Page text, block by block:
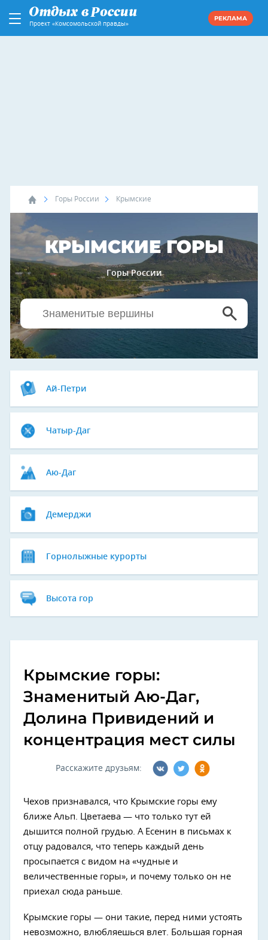
Проект «Комсомольской правды»
РЕКЛАМА
Горы России Крымские
КРЫМСКИЕ ГОРЫ
Горы России
Ай-Петри
Чатыр-Даг
Аю-Даг
Демерджи
Горнолыжные курорты
Высота гор
Крымские горы:
Знаменитый Аю-Даг,
Долина Привидений и
концентрация мест силы
Расскажите друзьям:
Чехов признавался, что Крымские горы ему
ближе Альп. Цветаева — что только тут ей
дышится полной грудью. А Есенин в письмах к
отцу радовался, что теперь каждый день
просыпается с видом на «чудные и
величественные горы», и почему только он не
приехал сюда раньше.
Крымские горы — они такие, перед ними устоять
невозможно, влюбляешься влет. Большая горная